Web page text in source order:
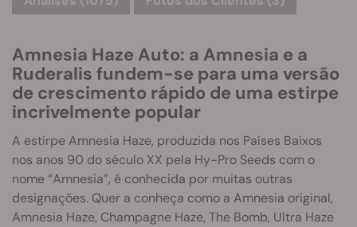
Amnesia Haze Auto: a Amnesia e a
Ruderalis fundem-se para uma versão
de crescimento rápido de uma estirpe
incrivelmente popular
A estirpe Amnesia Haze, produzida nos Países Baixos
nos anos 90 do século XX pela Hy-Pro Seeds com o
nome “Amnesia”, é conhecida por muitas outras
designações. Quer a conheça como a Amnesia original,
Amnesia Haze, Champagne Haze, The Bomb, Ultra Haze